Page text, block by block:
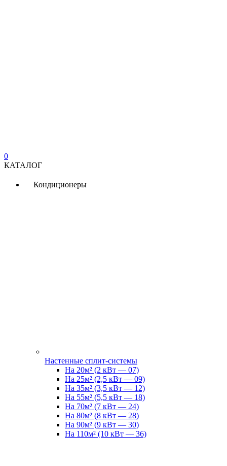
0
КАТАЛОГ
Кондиционеры
Настенные сплит-системы
На 20м² (2 кВт — 07)
На 25м² (2,5 кВт — 09)
На 35м² (3,5 кВт — 12)
На 55м² (5,5 кВт — 18)
На 70м² (7 кВт — 24)
На 80м² (8 кВт — 28)
На 90м² (9 кВт — 30)
На 110м² (10 кВт — 36)